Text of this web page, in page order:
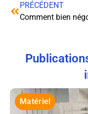
PRÉCÉDENT
Comment bien
Matériel